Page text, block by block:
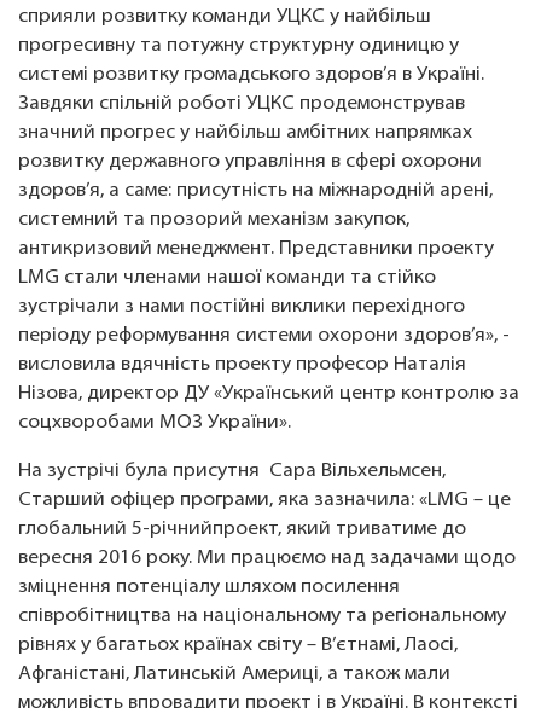
сприяли розвитку команди УЦКС у найбільш
прогресивну та потужну структурну одиницю у
системі розвитку громадського здоров’я в Україні.
Завдяки спільній роботі УЦКС продемонстрував
значний прогрес у найбільш амбітних напрямках
розвитку державного управління в сфері охорони
здоров’я, а саме: присутність на міжнародній арені,
системний та прозорий механізм закупок,
антикризовий менеджмент. Представники проекту
LMG стали членами нашої команди та стійко
зустрічали з нами постійні виклики перехідного
періоду реформування системи охорони здоров’я», -
висловила вдячність проекту професор Наталія
Нізова, директор ДУ «Український центр контролю за
соцхворобами МОЗ України».
На зустрічі була присутня Сара Вільхельмсен,
Старший офіцер програми, яка зазначила: «LMG – це
глобальний 5-річнийпроект, який триватиме до
вересня 2016 року. Ми працюємо над задачами щодо
зміцнення потенціалу шляхом посилення
співробітництва на національному та регіональному
рівнях у багатьох країнах світу – В’єтнамі, Лаосі,
Афганістані, Латинській Америці, а також мали
можливість впровадити проект і в Україні. В контексті